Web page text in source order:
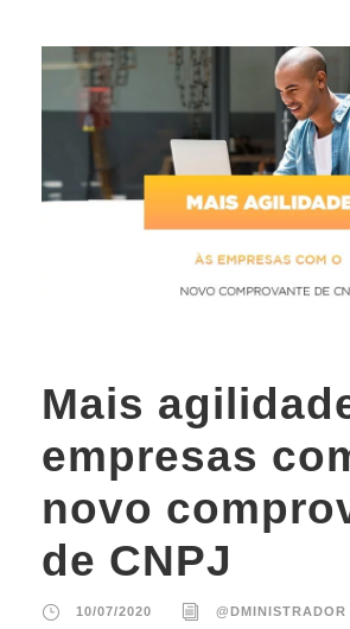
Mais
empresas
novo
de CNPJ
10/07/2020 @DMINISTRADOR